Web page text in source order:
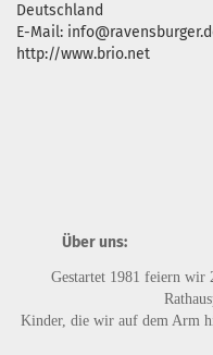
Deutschland
E-Mail:
http://www.brio.net
Über uns:
Gestartet 1981 feiern wir
Kinder, die wir auf dem Arm